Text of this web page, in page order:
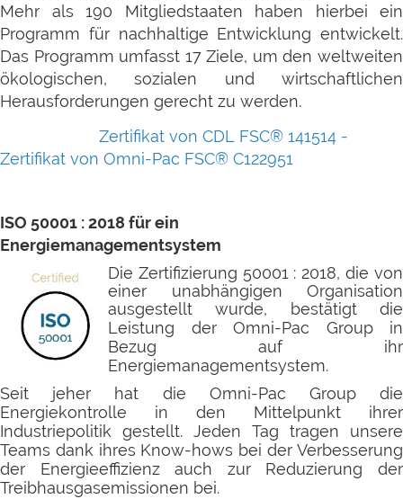
Mehr als 190 Mitgliedstaaten haben hierbei ein
Programm für nachhaltige Entwicklung entwickelt.
Das Programm umfasst 17 Ziele, um den weltweiten
ökologischen, sozialen und wirtschaftlichen
Herausforderungen gerecht zu werden.
Zertifikat von CDL FSC® 141514 -
Zertifikat von Omni-Pac FSC® C122951
ISO 50001 : 2018 für ein
Energiemanagementsystem
Die Zertifizierung 50001 : 2018, die von
einer unabhängigen Organisation
ausgestellt wurde, bestätigt die
Leistung der Omni-Pac Group in
Bezug auf ihr
Energiemanagementsystem.
Seit jeher hat die Omni-Pac Group die
Energiekontrolle in den Mittelpunkt ihrer
Industriepolitik gestellt. Jeden Tag tragen unsere
Teams dank ihres Know-hows bei der Verbesserung
der Energieeffizienz auch zur Reduzierung der
Treibhausgasemissionen bei.